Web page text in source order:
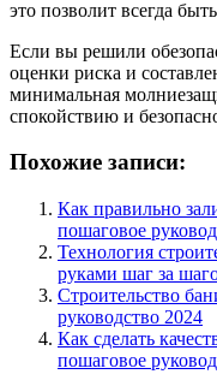
это позволит всегда
Если вы решили
оценки риска и
минимальная
спокойствию и
Похожие записи:
Как правильно
пошаговое
Технология
руками шаг за
Строительство
руководство 2024
Как сделать
пошаговое